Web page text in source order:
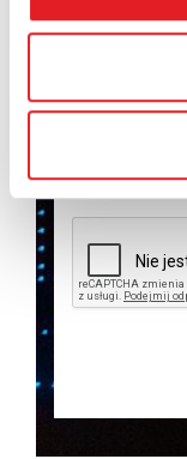
Wyrażam
osobowych
temat